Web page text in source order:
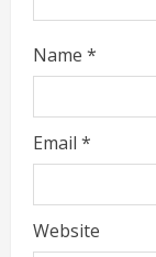
Name *
Email *
Website